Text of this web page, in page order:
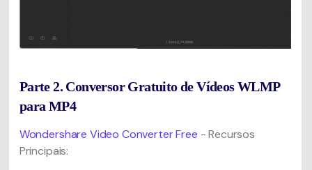
Parte 2. Conversor Gratuito de Vídeos WLMP
para MP4
Wondershare Video Converter Free - Recursos
Principais: